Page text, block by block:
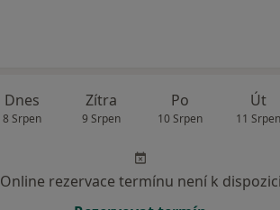
Dnes
8 Srpen
Zítra
9 Srpen
Po
10 Srpen
Út
11 Srpen
Online rezervace termínu není k dispozici